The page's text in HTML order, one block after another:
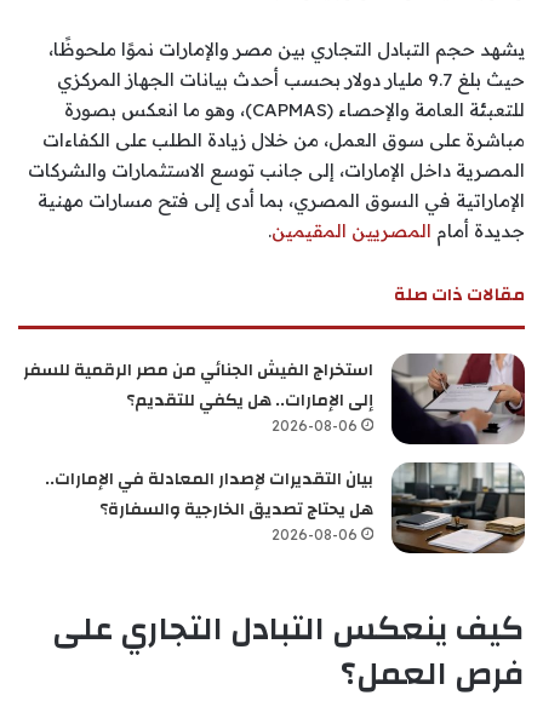
يشهد حجم التبادل التجاري بين مصر والإمارات نموًا ملحوظًا،
حيث بلغ 9.7 مليار دولار بحسب أحدث بيانات الجهاز المركزي
للتعبئة العامة والإحصاء (CAPMAS)، وهو ما انعكس بصورة
مباشرة على سوق العمل، من خلال زيادة الطلب على الكفاءات
المصرية داخل الإمارات، إلى جانب توسع الاستثمارات والشركات
الإماراتية في السوق المصري، بما أدى إلى فتح مسارات مهنية
جديدة أمام المصريين المقيمين.
مقالات ذات صلة
استخراج الفيش الجنائي من مصر الرقمية للسفر
إلى الإمارات.. هل يكفي للتقديم؟
2026-08-06
بيان التقديرات لإصدار المعادلة في الإمارات..
هل يحتاج تصديق الخارجية والسفارة؟
2026-08-06
كيف ينعكس التبادل التجاري على
فرص العمل؟